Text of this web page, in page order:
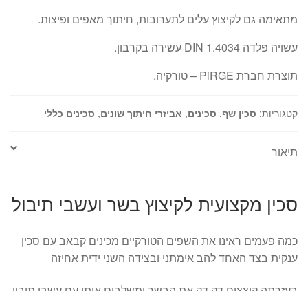
מתאימה גם לקיצוץ עלים לתערובות, חיתוך מאפים ופיצות.
עשויה פלדה DIN 1.4034 עשירה בקרבון.
תוצרת חברת PiRGE – טורקיה.
קטגוריות: סכין שף, סכינים, אביזרי חיתוך שונים, סכינים כללי
תיאור
סכין מקצועית לקיצוץ בשר ועשבי תיבול
כמה פעמים ראינו את השפים הטורקיים מכינים קבאב עם סכין
ענקית בצד האחד להב אימתני ובצידה השני ידית אחיזה